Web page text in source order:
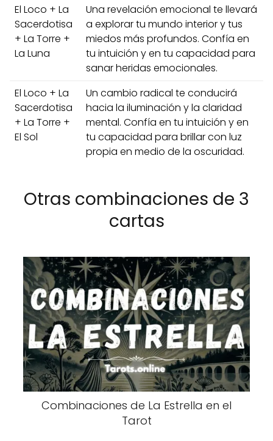
El Loco + La
Sacerdotisa
+ La Torre +
La Luna
Una revelación emocional te llevará
a explorar tu mundo interior y tus
miedos más profundos. Confía en
tu intuición y en tu capacidad para
sanar heridas emocionales.
El Loco + La
Sacerdotisa
+ La Torre +
El Sol
Un cambio radical te conducirá
hacia la iluminación y la claridad
mental. Confía en tu intuición y en
tu capacidad para brillar con luz
propia en medio de la oscuridad.
Otras combinaciones de 3
cartas
Combinaciones de La Estrella en el
Tarot